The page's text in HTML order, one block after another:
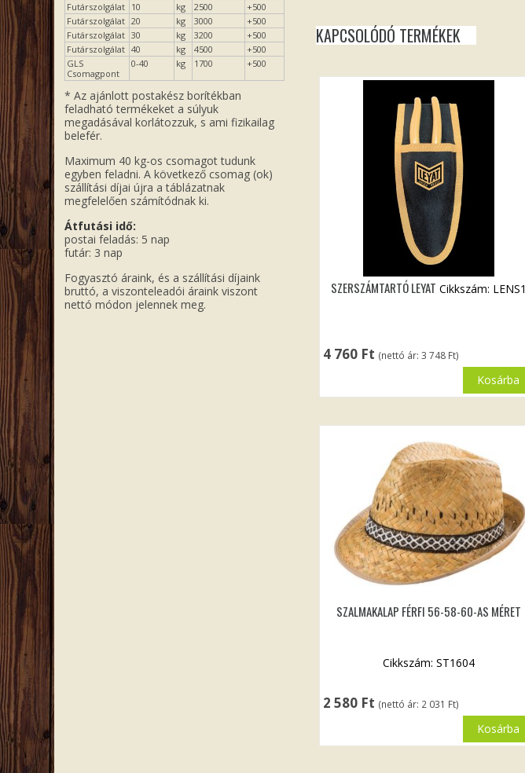
KAPCSOLÓDÓ TERMÉKEK
SZERSZÁMTARTÓ LEYAT
4 760 Ft (nettó ár:3 748 Ft)
Cikkszám: LENS1
Kosárba
SZALMAKALAP FÉRFI 56-58-60-AS MÉRET
2 580 Ft (nettó ár: 2 031 Ft)
Cikkszám: ST1604
Kosárba
Futárszolgálat 10 kg 2500
+500
Futárszolgálat 20 kg 3000
+500
Futárszolgálat 30 kg 3200
+500
Futárszolgálat 40 kg 4500
+500
GLS
Csomagpont
0-40 kg 1700 +500
* Az ajánlott postakész borítékban
feladható termékeket a súlyuk
megadásával korlátozzuk, s ami fizikailag
belefér.
Maximum 40 kg-os csomagot tudunk
egyben feladni. A következő csomag (ok)
szállítási díjai újra a táblázatnak
megfelelően számítódnak ki.
Átfutási idő:
postai feladás: 5 nap
futár: 3 nap
Fogyasztó áraink, és a szállítási díjaink
bruttó, a viszonteleadói áraink viszont
nettó módon jelennek meg.